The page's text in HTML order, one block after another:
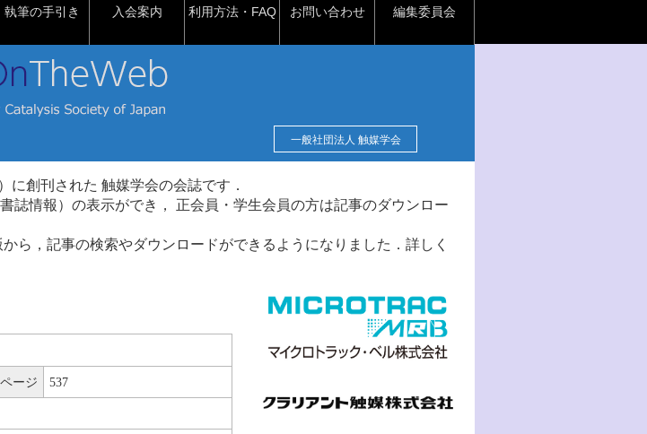
執筆の手引き 入会案内 利用方法・FAQ お問い合わせ 編集委員会
一般社団法人 触媒学会
に創刊された 触媒学会の会誌です．
誌情報）の表示ができ， 正会員・学生会員の方は記事のダウンロー
ら，記事の検索やダウンロードができるようになりました．詳しく
ページ 537